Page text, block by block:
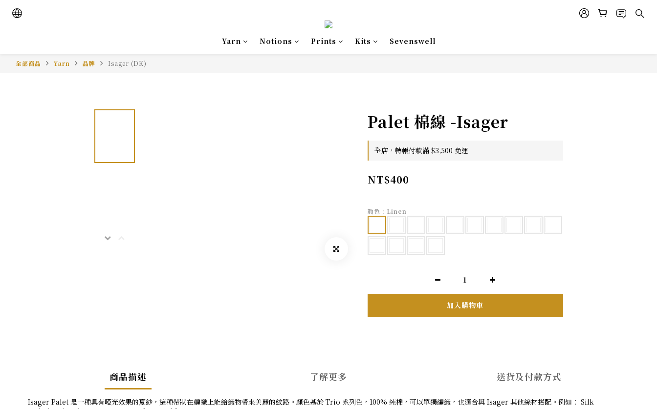
Yarn Notions Prints Kits Sevenswell
全部商品 Yarn 品牌 Isager (DK)
Palet 棉線 -Isager
全店，轉帳付款滿 $3,500 免運
NT$400
顏色 : Linen
加入購物車
商品描述 了解更多 送貨及付款方式
Isager Palet 是一種具有啞光效果的夏紗，這種帶狀在編織上能給織物帶來美麗的紋路。顏色基於 Trio 系列色，100% 純棉，可以單獨編織，也適合與 Isager 其他線材搭配。例如： Silk